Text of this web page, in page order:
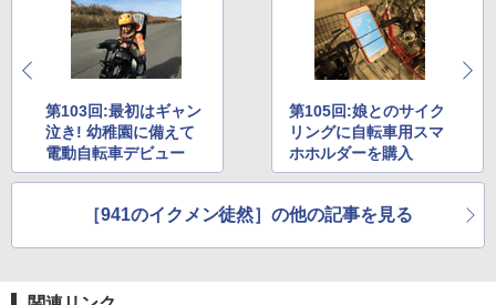
第103回:最初はギャン
泣き! 幼稚園に備えて
電動自転車デビュー
第105回:娘とのサイク
リングに自転車用スマ
ホホルダーを購入
［941のイクメン徒然］の他の記事を見る